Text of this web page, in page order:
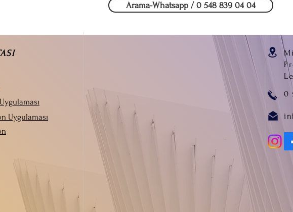
Arama-Whatsapp / 0 548 839 04 04
Uygulaması
0